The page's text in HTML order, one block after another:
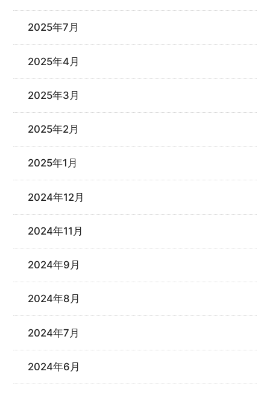
2025年7月
2025年4月
2025年3月
2025年2月
2025年1月
2024年12月
2024年11月
2024年9月
2024年8月
2024年7月
2024年6月